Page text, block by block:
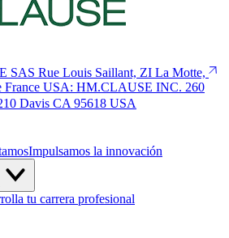
SAS Rue Louis Saillant, ZI La Motte,
France USA: HM.CLAUSE INC. 260
Davis CA 95618 USA
Impulsamos la innovación
tu carrera profesional